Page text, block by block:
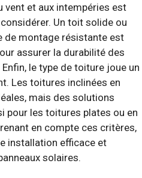
vent et aux intempéries est
Un toit solide ou
de montage résistante est
assurer la durabilité des
le type de toiture joue un
Les toitures inclinées en
mais des solutions
pour les toitures plates ou en
en compte ces critères,
installation efficace et
solaires.